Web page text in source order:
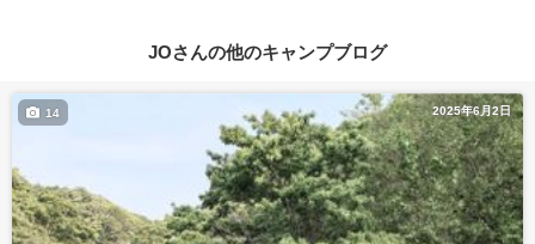
JOさんの他のキャンプブログ
2025年6月2日
14